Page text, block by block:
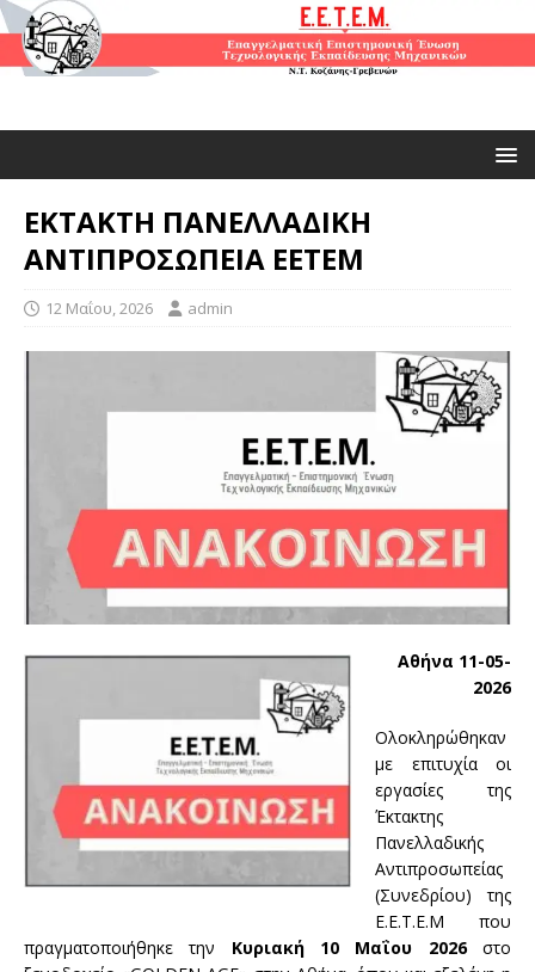
ΕΚΤΑΚΤΗ ΠΑΝΕΛΛΑΔΙΚΗ
ΑΝΤΙΠΡΟΣΩΠΕΙΑ ΕΕΤΕΜ
12 Μαΐου, 2026 admin
Αθήνα 11-05-
2026
Ολοκληρώθηκαν
με επιτυχία οι
εργασίες της
Έκτακτης
Πανελλαδικής
Αντιπροσωπείας
(Συνεδρίου) της
Ε.Ε.Τ.Ε.Μ που
πραγματοποιήθηκε την Κυριακή 10 Μαΐου 2026στο